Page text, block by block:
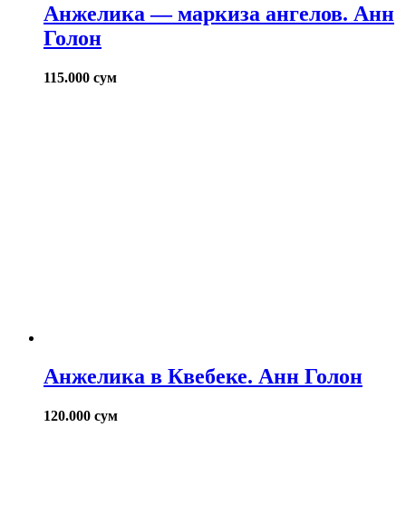
Анжелика — маркиза ангелов. Анн
Голон
115.000 сум
Анжелика в Квебеке. Анн Голон
120.000 сум